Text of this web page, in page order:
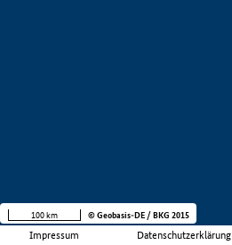
Impressum Datenschutzerklärung
100 km © Geobasis-DE / BKG 2015